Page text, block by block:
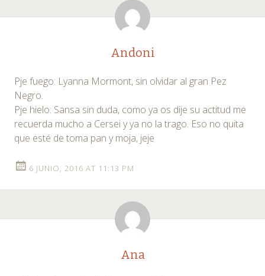
Andoni
Pje fuego: Lyanna Mormont, sin olvidar al gran Pez
Negro.
Pje hielo: Sansa sin duda, como ya os dije su actitud me
recuerda mucho a Cersei y ya no la trago. Eso no quita
que esté de toma pan y moja, jeje
6 JUNIO, 2016 AT 11:13 PM
Ana